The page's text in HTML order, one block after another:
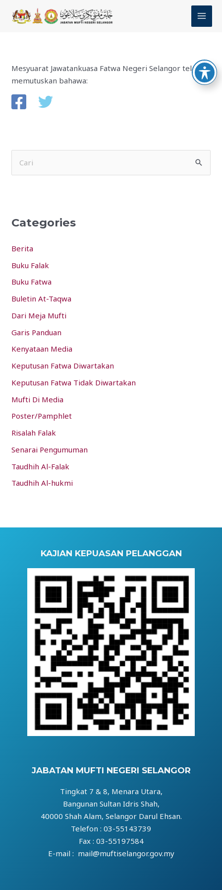
Mesyuarat Jawatankuasa Fatwa Negeri Selangor telah
memutuskan bahawa:
c
f
o
r
:
Categories
Berita
Buku Falak
Buku Fatwa
Buletin At-Taqwa
Dari Meja Mufti
Garis Panduan
Kenyataan Media
Keputusan Fatwa Diwartakan
Keputusan Fatwa Tidak Diwartakan
Mufti Di Media
Poster/Pamphlet
Risalah Falak
Senarai Pengumuman
Taudhih Al-Falak
Taudhih Al-hukmi
KAJIAN KEPUASAN PELANGGAN
JABATAN MUFTI NEGERI SELANGOR
Tingkat 7 & 8, Menara Utara,
Bangunan Sultan Idris Shah,
40000 Shah Alam, Selangor Darul Ehsan.
Telefon : 03-55143739
Fax : 03-55197584
E-mail : mail@muftiselangor.gov.my